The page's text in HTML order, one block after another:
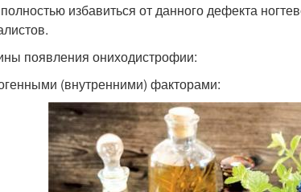
избавиться от данного дефекта
появления ониходистрофии:
(внутренними) факторами: